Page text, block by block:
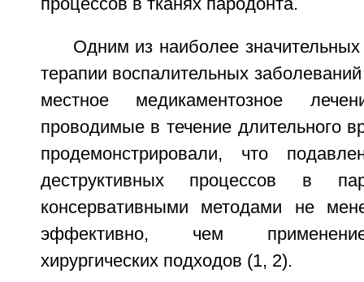
процессов в тканях пародонта.
Одним из наиболее значительных
терапии воспалительных
местное медикаментозное
проводимые в течение длительного
продемонстрировали, что
деструктивных процессов в
консервативными методами не
эффективно, чем
хирургических подходов (1, 2).